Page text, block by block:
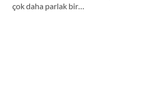
çok daha parlak bir…